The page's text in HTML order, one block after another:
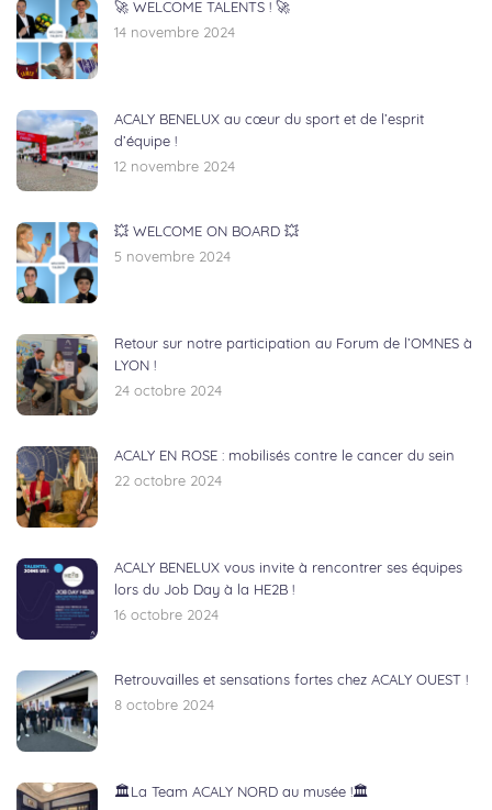
🚀 WELCOME TALENTS ! 🚀
14 novembre 2024
ACALY BENELUX au cœur du sport et de l’esprit
d’équipe !
12 novembre 2024
💥 WELCOME ON BOARD 💥
5 novembre 2024
Retour sur notre participation au Forum de l’OMNES à
LYON !
24 octobre 2024
ACALY EN ROSE : mobilisés contre le cancer du sein
22 octobre 2024
ACALY BENELUX vous invite à rencontrer ses équipes
lors du Job Day à la HE2B !
16 octobre 2024
Retrouvailles et sensations fortes chez ACALY OUEST !
8 octobre 2024
🏛️La Team ACALY NORD au musée !🏛️